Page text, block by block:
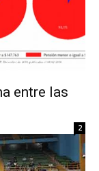
entre las
2